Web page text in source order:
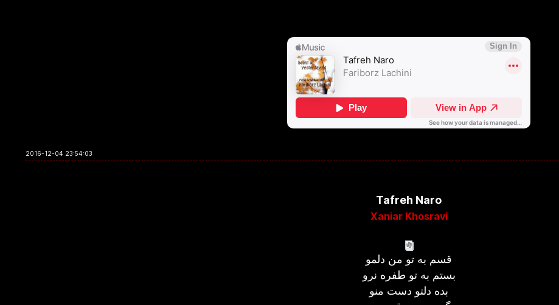
2016-12-04 23:54:03
Tafreh Naro
Xaniar Khosravi
قسم به تو من دلمو
بستم به تو طفره نرو
بده دلتو دست منو